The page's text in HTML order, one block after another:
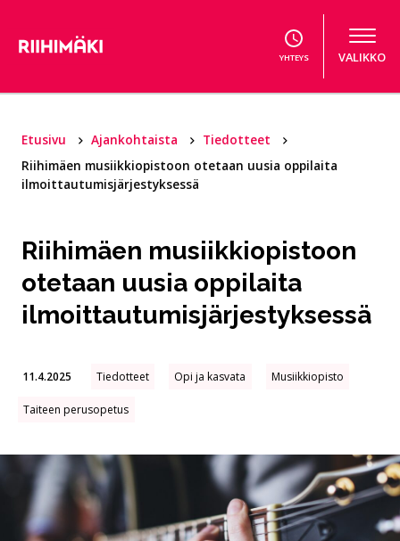
YHTEYS VALIKKO
Etusivu Ajankohtaista
Tiedotteet
Riihimäen musiikkiopistoon otetaan uusia oppilaita
ilmoittautumisjärjestyksessä
Riihimäen musiikkiopistoon
otetaan uusia oppilaita
ilmoittautumisjärjestyksessä
11.4.2025 Tiedotteet Opi ja kasvata Musiikkiopisto
Taiteen perusopetus